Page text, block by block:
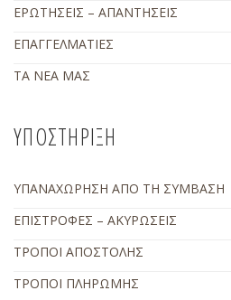
ΕΡΩΤΗΣΕΙΣ – ΑΠΑΝΤΗΣΕΙΣ
ΕΠΑΓΓΕΛΜΑΤΙΕΣ
ΤΑ ΝΕΑ ΜΑΣ
ΥΠΟΣΤΗΡΙΞΗ
ΥΠΑΝΑΧΩΡΗΣΗ ΑΠΟ ΤΗ ΣΥΜΒΑΣΗ
ΕΠΙΣΤΡΟΦΕΣ – ΑΚΥΡΩΣΕΙΣ
ΤΡΟΠΟΙ ΑΠΟΣΤΟΛΗΣ
ΤΡΟΠΟΙ ΠΛΗΡΩΜΗΣ